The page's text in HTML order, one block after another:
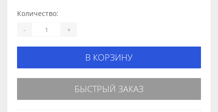
Количество:
- +
В КОРЗИНУ
БЫСТРЫЙ ЗАКАЗ